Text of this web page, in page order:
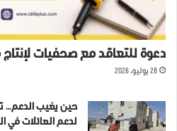
ادلب حماة
نظام الأسد
دعوة للتعاقد مع صحفيات
28 يوليو، 2026
حين يغيب الدعم…
لدعم العائلات في